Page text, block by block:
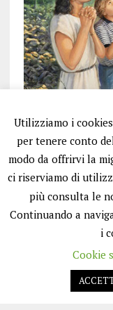
ISCRIVITI
Utilizziamo i
per tenere conto
modo da offrirvi la
ci riserviamo di
più consulta le
Continuando a
i
Cookie